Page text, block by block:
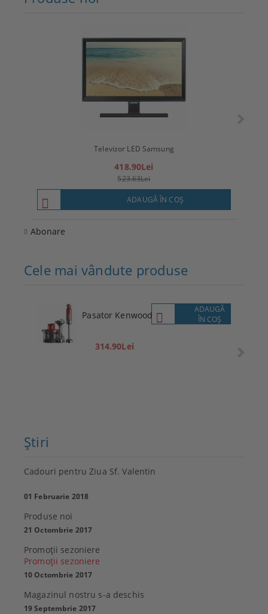
Televizor LED Samsung
418.90Lei
523.63Lei
ADAUGĂ ÎN COŞ
Abonare
Cele mai vândute produse
Pasator Kenwood
314.90Lei
ADAUGĂ
ÎN COŞ
Ştiri
Cadouri pentru Ziua Sf. Valentin
01 Februarie 2018
Produse noi
21 Octombrie 2017
Promoţii sezoniere
Promoţii sezoniere
10 Octombrie 2017
Magazinul nostru s-a deschis
19 Septembrie 2017